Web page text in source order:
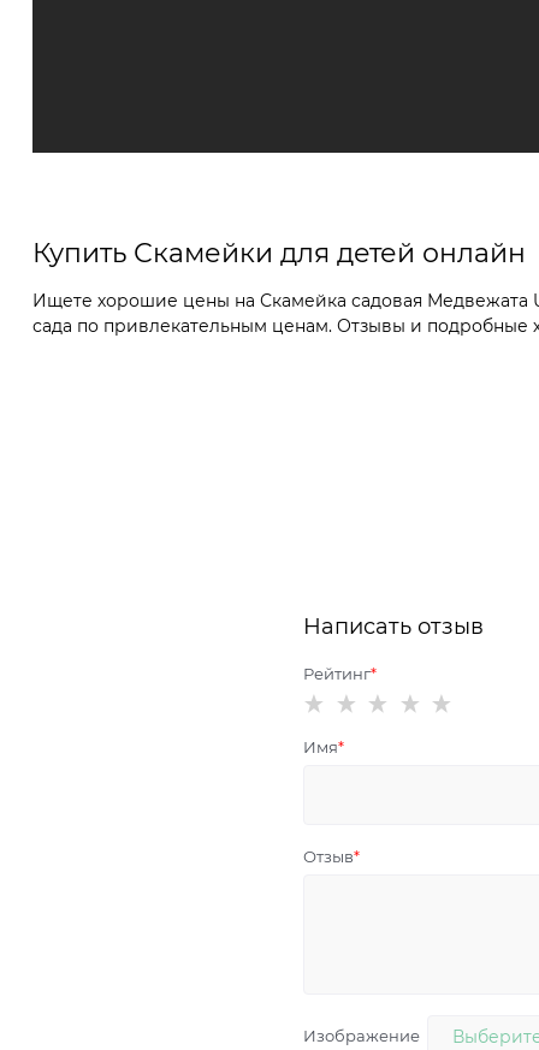
Купить Скамейки для детей онлайн
Ищете хорошие цены на Скамейка садовая Медвежата
сада по привлекательным ценам. Отзывы и подробные
Написать отзыв
Рейтинг
Имя
Отзыв
Изображение